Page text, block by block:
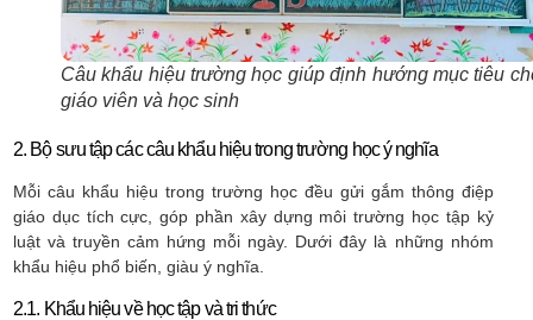
Câu khẩu hiệu trường học giúp định hướng mục tiêu
giáo viên và học sinh
2. Bộ sưu tập các câu khẩu hiệu trong trường học ý nghĩa
Mỗi câu khẩu hiệu trong trường học đều gửi gắm thông điệp
giáo dục tích cực, góp phần xây dựng môi trường học tập kỷ
luật và truyền cảm hứng mỗi ngày. Dưới đây là những nhóm
khẩu hiệu phổ biến, giàu ý nghĩa.
2.1. Khẩu hiệu về học tập và tri thức